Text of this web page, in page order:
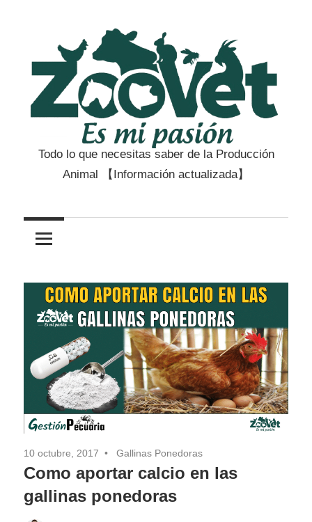
contenido
Zootecnia
Veterinaria
mi
Pasión
Todo lo que necesitas saber de la Producción
Animal 【Información actualizada】
10 octubre, 2017 Gallinas Ponedoras
Como aportar calcio en las
gallinas ponedoras